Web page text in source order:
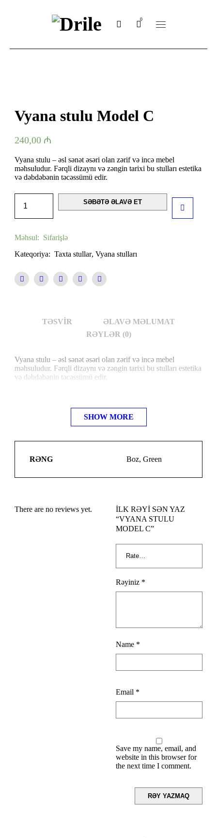
0
Vyana stulu Model C
240,00 ₼
Vyana stulu – əsl sənət əsəri olan zərif və incə mebel
məhsuludur. Fərqli dizaynı və zəngin tarixi bu stulları estetika
və dəbdəbənin təcəssümü edir.
SƏBƏTƏ ƏLAVƏ ET
Məhsul: Sifarişlə
Kateqoriya: Taxta stullar, Vyana stulları
TƏSVIR
ƏLAVƏ MƏLUMAT
RƏYLƏR (0)
Vyana stulu – əsl sənət əsəri olan zərif və incə mebel
məhsuludur. Fərqli dizaynı və zəngin tarixi bu stulları estetika
və dəbdəbənin təcəssümü edir.
SHOW MORE
RƏNG Boz, Green
There are no reviews yet.
İLK RƏYI SƏN YAZ
“VYANA STULU
MODEL C”
Rəyiniz *
Name *
Email *
Save my name, email, and
website in this browser for
the next time I comment.